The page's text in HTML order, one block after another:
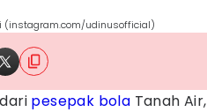
(instagram.com/udinusofficial)
pesepak bola Tanah Air,